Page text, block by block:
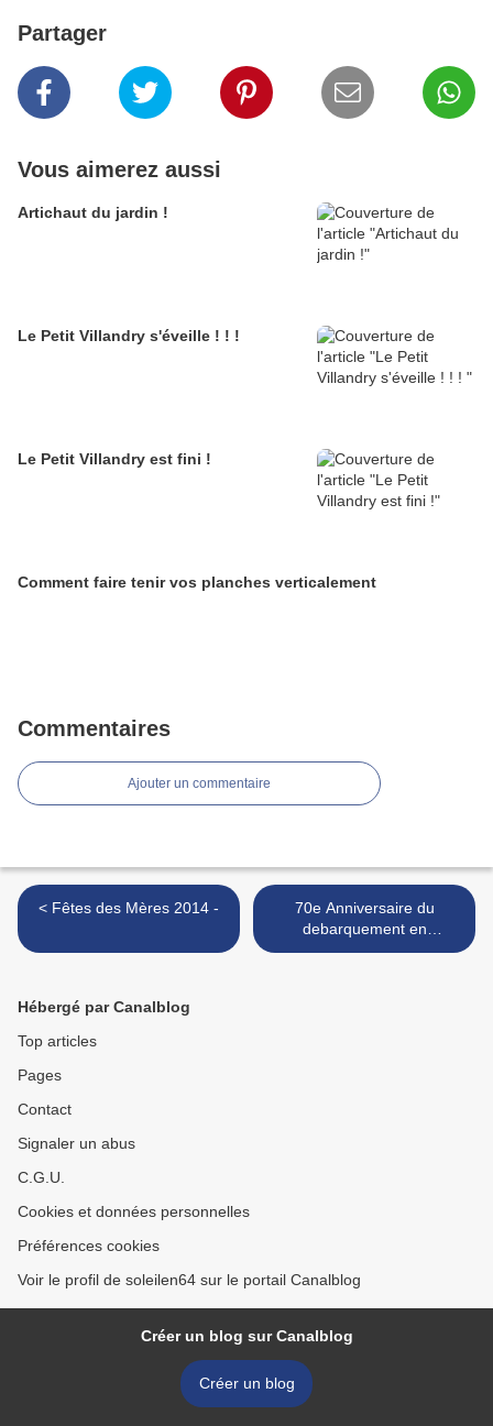
Partager
Vous aimerez aussi
Artichaut du jardin !
Le Petit Villandry s'éveille ! ! !
Le Petit Villandry est fini !
Comment faire tenir vos planches verticalement
Commentaires
Ajouter un commentaire
< Fêtes des Mères 2014 -
70e Anniversaire du
debarquement en
NORMANDIE ! >
Hébergé par Canalblog
Top articles
Pages
Contact
Signaler un abus
C.G.U.
Cookies et données personnelles
Préférences cookies
Voir le profil de soleilen64 sur le portail Canalblog
Créer un blog sur Canalblog
Créer un blog